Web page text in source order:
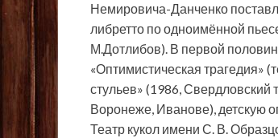
Немировича-Данченко
либретто по одноимённой
М.Дотлибов). В первой
«Оптимистическая трагедия»
стульев» (1986, Свердловский
Воронеже, Иванове), детскую
Театр кукол имени С. В.